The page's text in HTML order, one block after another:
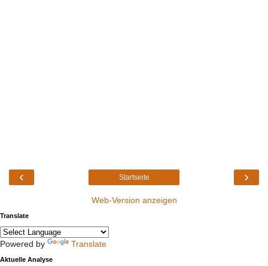
‹ ›
Startseite
Web-Version anzeigen
Translate
Powered by Translate
Aktuelle Analyse